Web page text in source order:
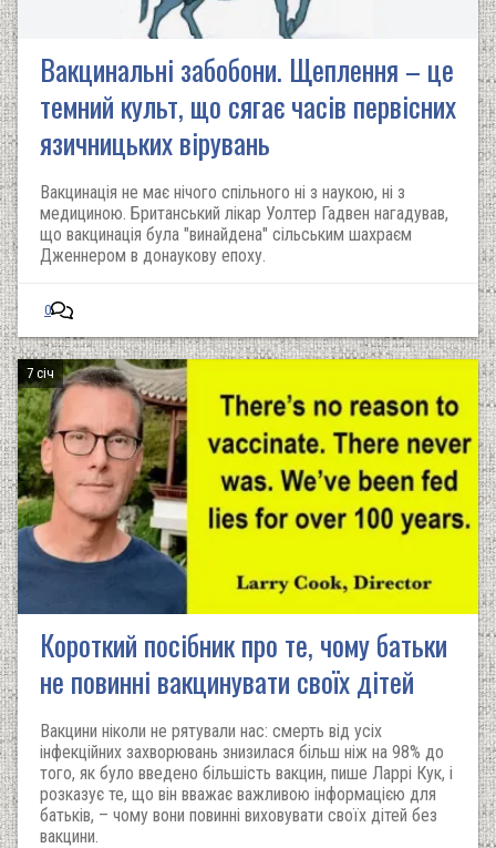
Вакцинальні забобони. Щеплення – це
темний культ, що сягає часів первісних
язичницьких вірувань
Вакцинація не має нічого спільного ні з наукою, ні з
медициною. Британський лікар Уолтер Гадвен нагадував,
що вакцинація була "винайдена" сільським шахраєм
Дженнером в донаукову епоху.
0
7 січ
Короткий посібник про те, чому батьки
не повинні вакцинувати своїх дітей
Вакцини ніколи не рятували нас: смерть від усіх
інфекційних захворювань знизилася більш ніж на 98% до
того, як було введено більшість вакцин, пише Ларрі Кук, і
розказує те, що він вважає важливою інформацією для
батьків, – чому вони повинні виховувати своїх дітей без
вакцини.